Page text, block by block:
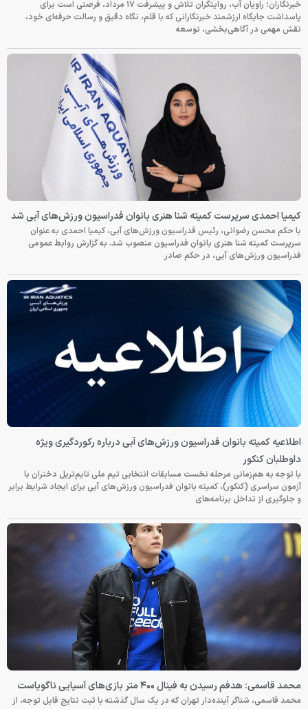
خبرنگاران؛ راویان آب، روایتگران تلاش و پیشرفت ۱۷ مرداد، فرصتی است برای
پاسداشت جایگاه ارزشمند خبرنگارانی که با قلم، نگاه دقیق و رسالت حرفه‌ای خود،
نقش مهمی در آگاهی‌بخشی، توسعه
کیمیا احمدی سرپرست کمیته شنا هنری بانوان فدراسیون ورزش‌های آبی شد
با حکم محسن رضوانی، رئیس فدراسیون ورزش‌های آبی، کیمیا احمدی به عنوان
سرپرست کمیته شنا هنری بانوان فدراسیون منصوب شد. به گزارش روابط عمومی
فدراسیون ورزش‌های آبی، در حکم صادر
اطلاعیه کمیته بانوان فدراسیون ورزش‌های آبی درباره رکوردگیری ویژه
داوطلبان کنکور
با توجه به هم‌زمانی مرحله نخست مسابقات انتخابی تیم ملی تایم‌تریل دختران با
آزمون سراسری (کنکور)، کمیته بانوان فدراسیون ورزش‌های آبی برای ایجاد شرایط برابر
و جلوگیری از تداخل برنامه‌های
محمد قاسمی: هدفم رسیدن به فینال ۴۰۰ متر بازی‌های آسیایی ناگویاست
محمد قاسمی، شناگر آینده‌دار تهران که در یک سال گذشته با ثبت نتایج قابل توجه، از